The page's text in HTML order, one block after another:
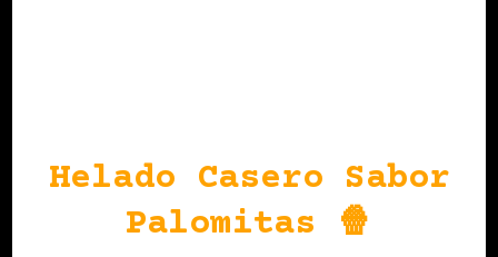
Helado Casero Sabor
Palomitas 🍿